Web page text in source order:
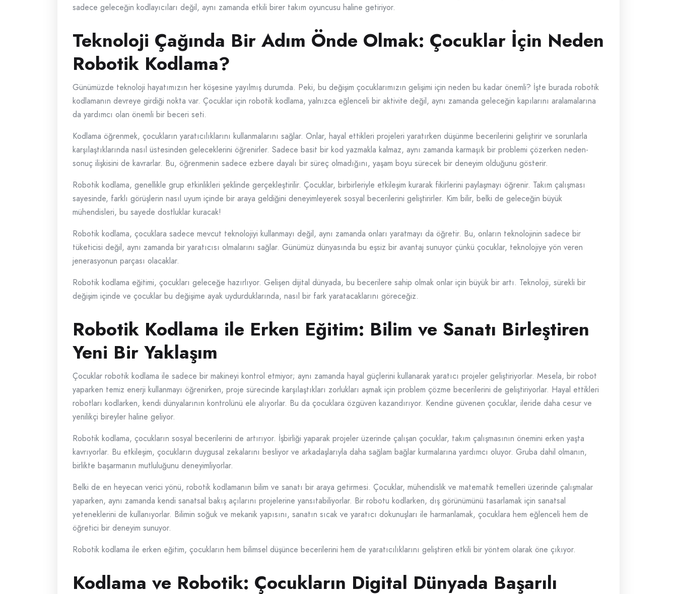
sadece geleceğin kodlayıcıları değil, aynı zamanda etkili birer takım oyuncusu haline getiriyor.
Teknoloji Çağında Bir Adım Önde Olmak: Çocuklar İçin Neden
Robotik Kodlama?
Günümüzde teknoloji hayatımızın her köşesine yayılmış durumda. Peki, bu değişim çocuklarımızın gelişimi için neden bu kadar önemli? İşte burada robotik
kodlamanın devreye girdiği nokta var. Çocuklar için robotik kodlama, yalnızca eğlenceli bir aktivite değil, aynı zamanda geleceğin kapılarını aralamalarına
da yardımcı olan önemli bir beceri seti.
Kodlama öğrenmek, çocukların yaratıcılıklarını kullanmalarını sağlar. Onlar, hayal ettikleri projeleri yaratırken düşünme becerilerini geliştirir ve sorunlarla
karşılaştıklarında nasıl üstesinden geleceklerini öğrenirler. Sadece basit bir kod yazmakla kalmaz, aynı zamanda karmaşık bir problemi çözerken neden-
sonuç ilişkisini de kavrarlar. Bu, öğrenmenin sadece ezbere dayalı bir süreç olmadığını, yaşam boyu sürecek bir deneyim olduğunu gösterir.
Robotik kodlama, genellikle grup etkinlikleri şeklinde gerçekleştirilir. Çocuklar, birbirleriyle etkileşim kurarak fikirlerini paylaşmayı öğrenir. Takım çalışması
sayesinde, farklı görüşlerin nasıl uyum içinde bir araya geldiğini deneyimleyerek sosyal becerilerini geliştirirler. Kim bilir, belki de geleceğin büyük
mühendisleri, bu sayede dostluklar kuracak!
Robotik kodlama, çocuklara sadece mevcut teknolojiyi kullanmayı değil, aynı zamanda onları yaratmayı da öğretir. Bu, onların teknolojinin sadece bir
tüketicisi değil, aynı zamanda bir yaratıcısı olmalarını sağlar. Günümüz dünyasında bu eşsiz bir avantaj sunuyor çünkü çocuklar, teknolojiye yön veren
jenerasyonun parçası olacaklar.
Robotik kodlama eğitimi, çocukları geleceğe hazırlıyor. Gelişen dijital dünyada, bu becerilere sahip olmak onlar için büyük bir artı. Teknoloji, sürekli bir
değişim içinde ve çocuklar bu değişime ayak uydurduklarında, nasıl bir fark yaratacaklarını göreceğiz.
Robotik Kodlama ile Erken Eğitim: Bilim ve Sanatı Birleştiren
Yeni Bir Yaklaşım
Çocuklar robotik kodlama ile sadece bir makineyi kontrol etmiyor; aynı zamanda hayal güçlerini kullanarak yaratıcı projeler geliştiriyorlar. Mesela, bir robot
yaparken temiz enerji kullanmayı öğrenirken, proje sürecinde karşılaştıkları zorlukları aşmak için problem çözme becerilerini de geliştiriyorlar. Hayal ettikleri
robotları kodlarken, kendi dünyalarının kontrolünü ele alıyorlar. Bu da çocuklara özgüven kazandırıyor. Kendine güvenen çocuklar, ileride daha cesur ve
yenilikçi bireyler haline geliyor.
Robotik kodlama, çocukların sosyal becerilerini de artırıyor. İşbirliği yaparak projeler üzerinde çalışan çocuklar, takım çalışmasının önemini erken yaşta
kavrıyorlar. Bu etkileşim, çocukların duygusal zekalarını besliyor ve arkadaşlarıyla daha sağlam bağlar kurmalarına yardımcı oluyor. Gruba dahil olmanın,
birlikte başarmanın mutluluğunu deneyimliyorlar.
Belki de en heyecan verici yönü, robotik kodlamanın bilim ve sanatı bir araya getirmesi. Çocuklar, mühendislik ve matematik temelleri üzerinde çalışmalar
yaparken, aynı zamanda kendi sanatsal bakış açılarını projelerine yansıtabiliyorlar. Bir robotu kodlarken, dış görünümünü tasarlamak için sanatsal
yeteneklerini de kullanıyorlar. Bilimin soğuk ve mekanik yapısını, sanatın sıcak ve yaratıcı dokunuşları ile harmanlamak, çocuklara hem eğlenceli hem de
öğretici bir deneyim sunuyor.
Robotik kodlama ile erken eğitim, çocukların hem bilimsel düşünce becerilerini hem de yaratıcılıklarını geliştiren etkili bir yöntem olarak öne çıkıyor.
Kodlama ve Robotik: Çocukların Digital Dünyada Başarılı